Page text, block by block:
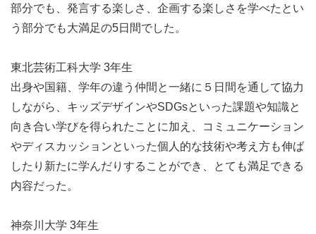
過去の実施の様子は「キッズデザインSDGsアイデアソ
ン」のウェブサイトでご覧ください。
3,11,17に貢献していきます。
アイデアソンのポイント
部分でも、発言する楽しさ、企画する楽しさを学べたとい
う部分でも大満足の5日間でした。
東北芸術工科大学 3年生
出身や国籍、学年の違う仲間と一緒に５日間を通して協力
しながら、キッズデザインやSDGsといった課題や知識と
向き合い学びを得られたことに加え、コミュニケーション
やディスカッションといった個人的な技術や考え方も伸ば
したり新たに学んだりすることができ、とても満足できる
内容だった。
神奈川大学 3年生